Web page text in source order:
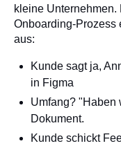
kleine
Onboarding-Prozess
aus:
Kunde sagt ja,
in Figma
Umfang? "Haben
Dokument.
Kunde schickt